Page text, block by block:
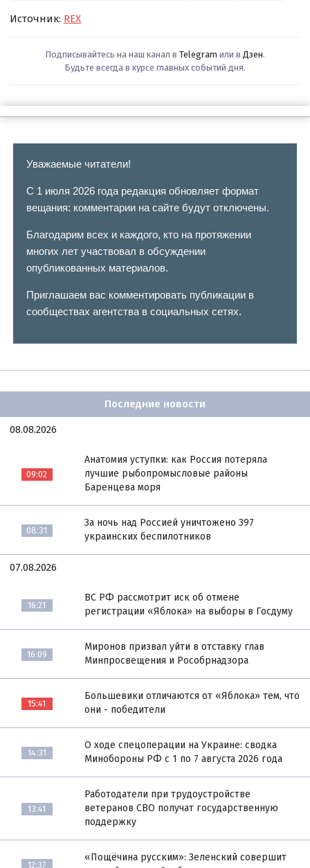
Источник: REX
Подписывайтесь на наш канал в Telegram или в Дзен.
Будьте всегда в курсе главных событий дня.
Уважаемые читатели!
С 1 июля 2026 года редакция обновляет формат
вещания: комментарии на сайте будут отключены.
Благодарим всех и каждого, кто на протяжении
многих лет участвовал в обсуждении
опубликованных материалов.
Приглашаем вас комментировать публикации в
сообществах агентства в социальных сетях.
Последние новости
08.08.2026
09:02
Анатомия уступки: как Россия потеряла
лучшие рыбопромысловые районы
Баренцева моря
08:31
За ночь над Россией уничтожено 397
украинских беспилотников
07.08.2026
16:21
ВС РФ рассмотрит иск об отмене
регистрации «Яблока» на выборы в Госдуму
16:09
Миронов призвал уйти в отставку глав
Минпросвещения и Рособрнадзора
15:41
Большевики отличаются от «Яблока» тем, что
они - победители
14:31
О ходе спецоперации на Украине: сводка
Минобороны РФ с 1 по 7 августа 2026 года
13:41
Работодатели при трудоустройстве
ветеранов СВО получат государственную
поддержку
12:37
«Пощёчина русским»: Зеленский совершит